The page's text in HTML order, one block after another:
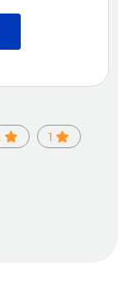
bền cao, dễ
giúp thảm sàn
dàng bảo dưỡng.
360 Hyundai
1